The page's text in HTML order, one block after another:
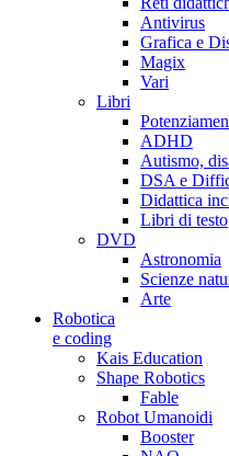
Antivirus
Grafica e
Magix
Vari
Libri
ADHD
Autismo,
DSA e
Didattica
Libri di testo
DVD
Astronomia
Scienze
Arte
Robotica
e coding
Kais Education
Shape Robotics
Fable
Robot Umanoidi
Booster